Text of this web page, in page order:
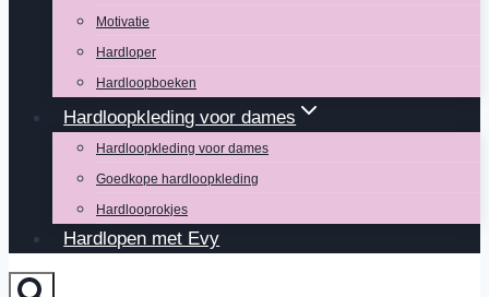
Motivatie
Hardloper
Hardloopboeken
Hardloopkleding voor dames
Hardloopkleding voor dames
Goedkope hardloopkleding
Hardlooprokjes
Hardlopen met Evy